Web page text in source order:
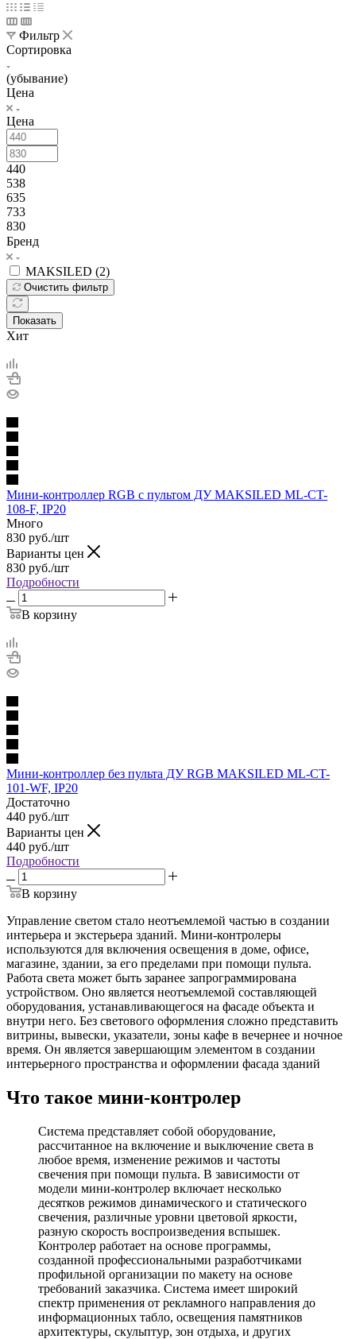
Фильтр
Сортировка
(убывание)
Цена
Цена
440
538
635
733
830
Бренд
MAKSILED (2)
Очистить фильтр
Показать
Хит
Мини-контроллер RGB с пультом ДУ MAKSILED ML-CT-
108-F, IP20
Много
830 руб./шт
Варианты цен
830 руб./шт
Подробности
В корзину
Мини-контроллер без пульта ДУ RGB MAKSILED ML-CT-
101-WF, IP20
Достаточно
440 руб./шт
Варианты цен
440 руб./шт
Подробности
В корзину
Управление светом стало неотъемлемой частью в создании
интерьера и экстерьера зданий. Мини-контролеры
используются для включения освещения в доме, офисе,
магазине, здании, за его пределами при помощи пульта.
Работа света может быть заранее запрограммирована
устройством. Оно является неотъемлемой составляющей
оборудования, устанавливающегося на фасаде объекта и
внутри него. Без светового оформления сложно представить
витрины, вывески, указатели, зоны кафе в вечернее и ночное
время. Он является завершающим элементом в создании
интерьерного пространства и оформлении фасада зданий
Что такое мини-контролер
Система представляет собой оборудование,
рассчитанное на включение и выключение света в
любое время, изменение режимов и частоты
свечения при помощи пульта. В зависимости от
модели мини-контролер включает несколько
десятков режимов динамического и статического
свечения, различные уровни цветовой яркости,
разную скорость воспроизведения вспышек.
Контролер работает на основе программы,
созданной профессиональными разработчиками
профильной организации по макету на основе
требований заказчика. Система имеет широкий
спектр применения от рекламного направления до
информационных табло, освещения памятников
архитектуры, скульптур, зон отдыха, и других